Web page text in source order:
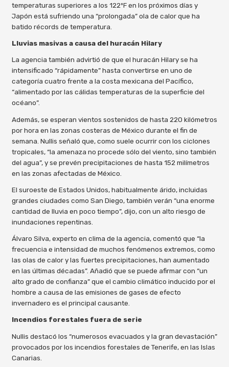
temperaturas superiores a los 122ºF en los próximos días y
Japón está sufriendo una “prolongada” ola de calor que ha
batido récords de temperatura.
Lluvias masivas a causa del huracán Hilary
La agencia también advirtió de que el huracán Hilary se ha
intensificado “rápidamente” hasta convertirse en uno de
categoría cuatro frente a la costa mexicana del Pacífico,
“alimentado por las cálidas temperaturas de la superficie del
océano”.
Además, se esperan vientos sostenidos de hasta 220 kilómetros
por hora en las zonas costeras de México durante el fin de
semana. Nullis señaló que, como suele ocurrir con los ciclones
tropicales, “la amenaza no procede sólo del viento, sino también
del agua”, y se prevén precipitaciones de hasta 152 milímetros
en las zonas afectadas de México.
El suroeste de Estados Unidos, habitualmente árido, incluidas
grandes ciudades como San Diego, también verán “una enorme
cantidad de lluvia en poco tiempo”, dijo, con un alto riesgo de
inundaciones repentinas.
Álvaro Silva, experto en clima de la agencia, comentó que “la
frecuencia e intensidad de muchos fenómenos extremos, como
las olas de calor y las fuertes precipitaciones, han aumentado
en las últimas décadas”. Añadió que se puede afirmar con “un
alto grado de confianza” que el cambio climático inducido por el
hombre a causa de las emisiones de gases de efecto
invernadero es el principal causante.
Incendios forestales fuera de serie
Nullis destacó los “numerosos evacuados y la gran devastación”
provocados por los incendios forestales de Tenerife, en las Islas
Canarias.